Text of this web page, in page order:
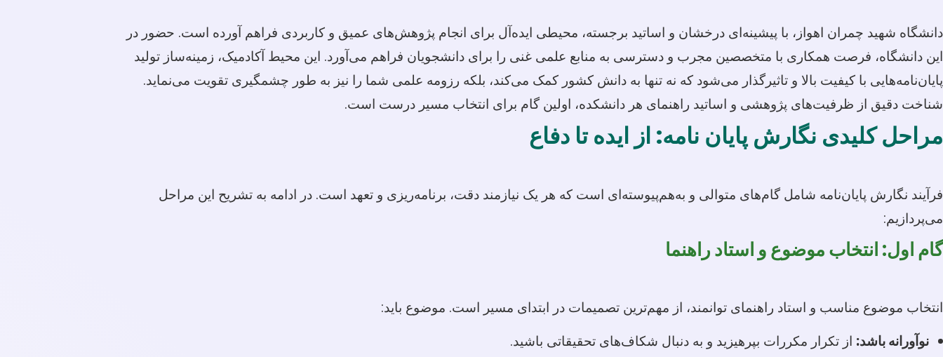
دانشگاه شهید چمران اهواز، با پیشینه‌ای درخشان و اساتید برجسته، محیطی ایده‌آل برای انجام پژوهش‌های عمیق و کاربردی فراهم آورده است. حضور در
این دانشگاه، فرصت همکاری با متخصصین مجرب و دسترسی به منابع علمی غنی را برای دانشجویان فراهم می‌آورد. این محیط آکادمیک، زمینه‌ساز تولید
پایان‌نامه‌هایی با کیفیت بالا و تاثیرگذار می‌شود که نه تنها به دانش کشور کمک می‌کند، بلکه رزومه علمی شما را نیز به طور چشمگیری تقویت می‌نماید.
شناخت دقیق از ظرفیت‌های پژوهشی و اساتید راهنمای هر دانشکده، اولین گام برای انتخاب مسیر درست است.
مراحل کلیدی نگارش پایان نامه: از ایده تا دفاع
فرآیند نگارش پایان‌نامه شامل گام‌های متوالی و به‌هم‌پیوسته‌ای است که هر یک نیازمند دقت، برنامه‌ریزی و تعهد است. در ادامه به تشریح این مراحل
می‌پردازیم:
گام اول: انتخاب موضوع و استاد راهنما
انتخاب موضوع مناسب و استاد راهنمای توانمند، از مهم‌ترین تصمیمات در ابتدای مسیر است. موضوع باید:
نوآورانه باشد: از تکرار مکررات بپرهیزید و به دنبال شکاف‌های تحقیقاتی باشید.